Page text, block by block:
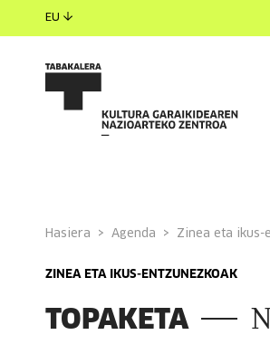
EU
Hasiera Agenda Zinea eta ikus-
ZINEA ETA IKUS-ENTZUNEZKOAK
TOPAKETA